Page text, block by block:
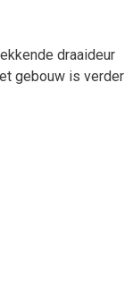
draaideur
gebouw is verder